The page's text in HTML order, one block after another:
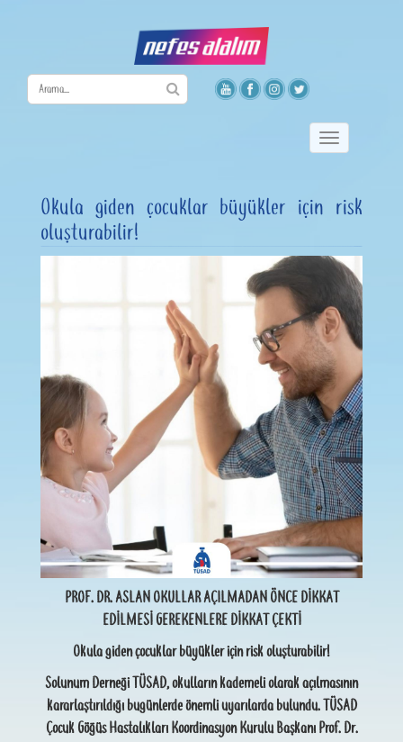
Toggle
Okula giden çocuklar büyükler için risk
oluşturabilir!
PROF. DR. ASLAN OKULLAR AÇILMADAN ÖNCE DİKKAT
EDİLMESİ GEREKENLERE DİKKAT ÇEKTİ
Okula giden çocuklar büyükler için risk oluşturabilir!
Solunum Derneği TÜSAD, okulların kademeli olarak açılmasının
kararlaştırıldığı bugünlerde önemli uyarılarda bulundu. TÜSAD
Çocuk Göğüs Hastalıkları Koordinasyon Kurulu Başkanı Prof. Dr.